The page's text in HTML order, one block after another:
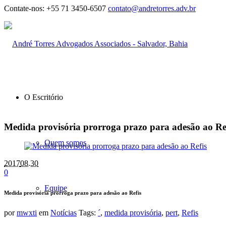
Contate-nos: +55 71 3450-6507 contato@andretorres.adv.br
O Escritório
Quem somos
Equipe
Medida provisória prorroga prazo para adesão ao
201708.30
0
Medida provisória prorroga prazo para adesão ao Refis
pormwxti em Notícias Tags: ´, medida provisória, pert, Refis